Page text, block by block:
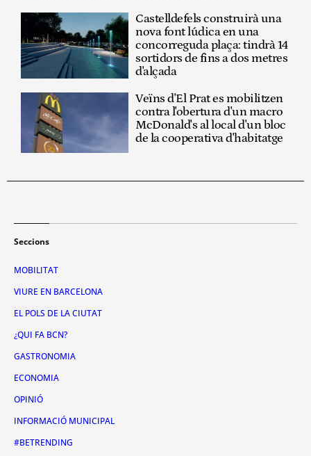
Castelldefels construirà una
nova font lúdica en una
concorreguda plaça: tindrà 14
sortidors de fins a dos metres
d'alçada
Veïns d'El Prat es mobilitzen
contra l'obertura d'un macro
McDonald's al local d'un bloc
de la cooperativa d'habitatge
Seccions
MOBILITAT
VIURE EN BARCELONA
EL POLS DE LA CIUTAT
¿QUI FA BCN?
GASTRONOMIA
ECONOMIA
OPINIÓ
INFORMACIÓ MUNICIPAL
#BETRENDING